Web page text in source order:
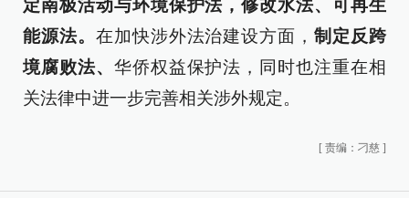
定南极活动与环境保护法，修改水法、可再生
能源法。 在加快涉外法治建设方面，制定反跨
境腐败法、 华侨权益保护法，同时也注重在相
关法律中进一步完善相关涉外规定。
[ 责编：刁慈 ]